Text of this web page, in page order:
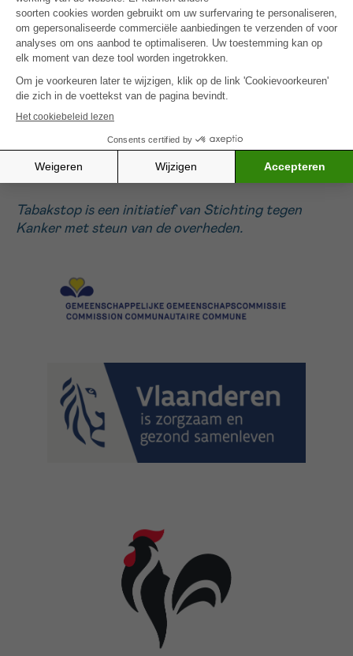
Stichting tegen Kanker roept op om niet alleen
Tabakstop te versterken, maar ook de rol
vanhuisartsen, zelfstandige tabakologen en
apothekerste ondersteunen. Want roken is geen
keuze, maar eenechte verslavingdie aangepaste
zorg vereist.
Naar Tabakstop
Tabakstop is een initiatief van Stichting tegen
Kanker met steun van de overheden.